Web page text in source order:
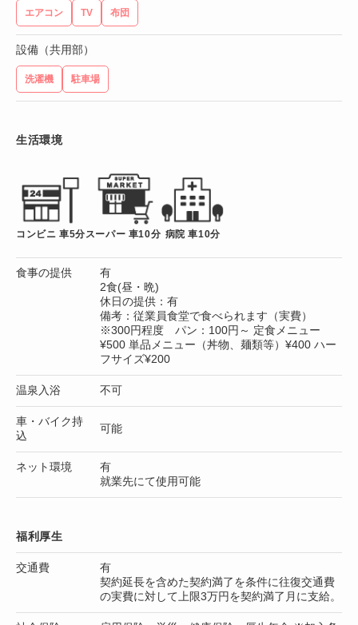
エアコン TV 布団
設備（共用部）
洗濯機 駐車場
生活環境
コンビニ 車5分スーパー 車10分 病院 車10分
食事の提供
有
2食(昼・晩)
休日の提供：有
備考：従業員食堂で食べられます（実費）
※300円程度 パン：100円～ 定食メニュー
¥500 単品メニュー（丼物、麺類等）¥400 ハー
フサイズ¥200
温泉入浴 不可
車・バイク持
込
可能
ネット環境
有
就業先にて使用可能
福利厚生
交通費
有
契約延長を含めた契約満了を条件に往復交通費
の実費に対して上限3万円を契約満了月に支給。